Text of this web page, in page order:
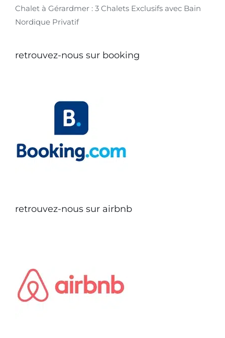
Chalet à Gérardmer : 3 Chalets Exclusifs avec Bain
Nordique Privatif
retrouvez-nous sur booking
retrouvez-nous sur airbnb